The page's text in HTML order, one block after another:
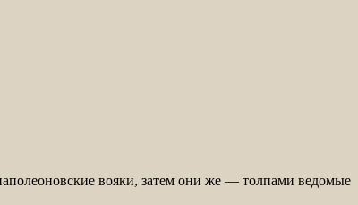
вояки, затем они же — толпами ведомые